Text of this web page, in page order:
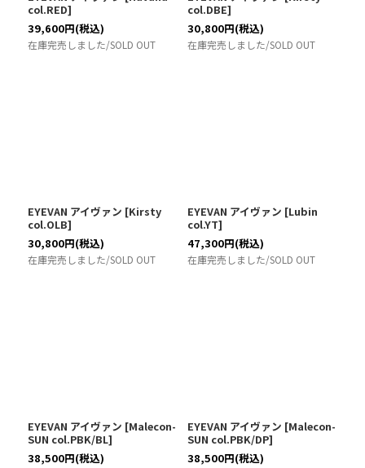
col.RED]
39,600円(税込)
在庫完売しました/SOLD OUT
col.DBE]
30,800円(税込)
在庫完売しました/SOLD OUT
EYEVAN アイヴァン [Kirsty
col.OLB]
30,800円(税込)
在庫完売しました/SOLD OUT
EYEVAN アイヴァン [Lubin
col.YT]
47,300円(税込)
在庫完売しました/SOLD OUT
EYEVAN アイヴァン [Malecon-
SUN col.PBK/BL]
38,500円(税込)
EYEVAN アイヴァン [Malecon-
SUN col.PBK/DP]
38,500円(税込)